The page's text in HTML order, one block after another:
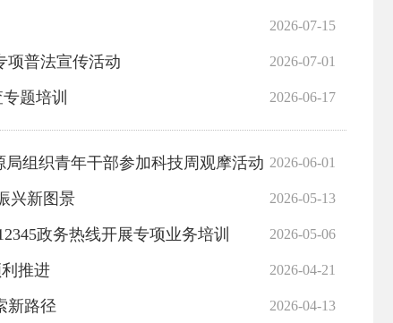
2026-07-15
2026-07-01
普法宣传活动
2026-06-17
题培训
2026-06-01
组织青年干部参加科技周观摩活动
2026-05-13
兴新图景
2026-05-06
政务热线开展专项业务培训
2026-04-21
推进
2026-04-13
新路径